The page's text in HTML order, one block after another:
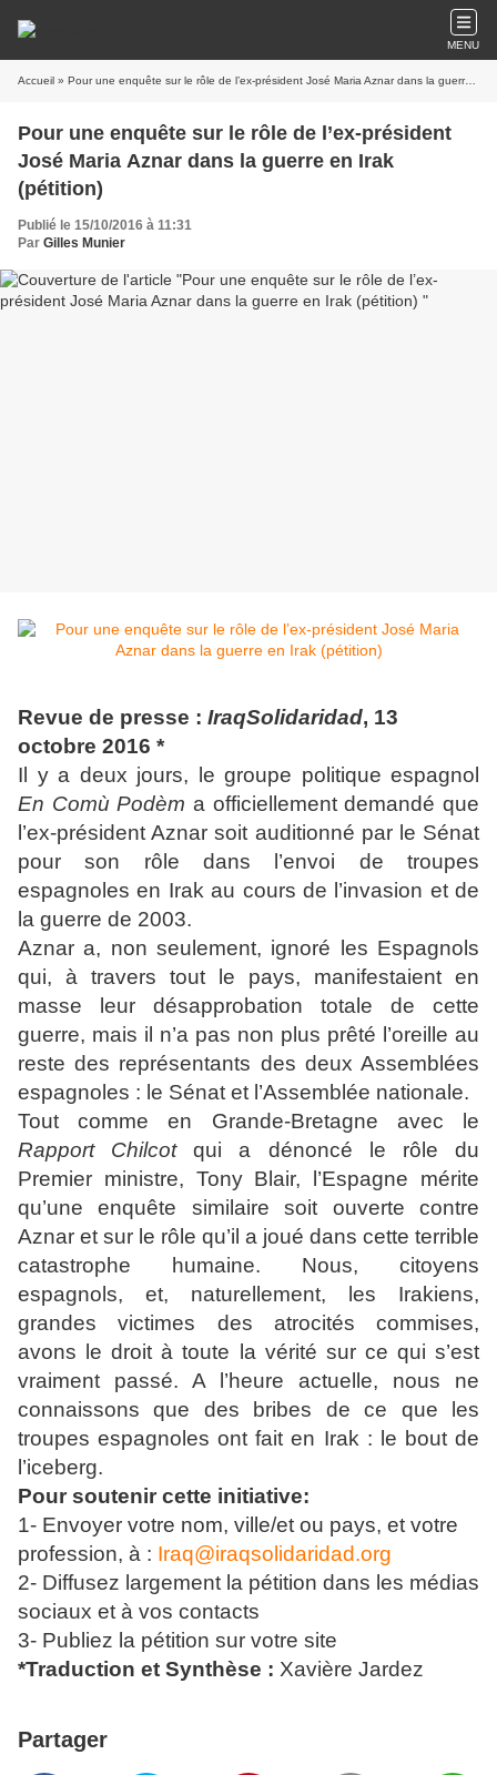
MENU
Accueil » Pour une enquête sur le rôle de l’ex-président José Maria Aznar dans la guerre en Irak (pétition)
Pour une enquête sur le rôle de l’ex-président
José Maria Aznar dans la guerre en Irak
(pétition)
Publié le 15/10/2016 à 11:31
Par Gilles Munier
Revue de presse : IraqSolidaridad, 13
octobre 2016 *
Il y a deux jours, le groupe politique espagnol
En Comù Podèm a officiellement demandé que
l’ex-président Aznar soit auditionné par le Sénat
pour son rôle dans l’envoi de troupes
espagnoles en Irak au cours de l’invasion et de
la guerre de 2003.
Aznar a, non seulement, ignoré les Espagnols
qui, à travers tout le pays, manifestaient en
masse leur désapprobation totale de cette
guerre, mais il n’a pas non plus prêté l’oreille au
reste des représentants des deux Assemblées
espagnoles : le Sénat et l’Assemblée nationale.
Tout comme en Grande-Bretagne avec le
Rapport Chilcotqui a dénoncé le rôle du
Premier ministre, Tony Blair, l’Espagne mérite
qu’une enquête similaire soit ouverte contre
Aznar et sur le rôle qu’il a joué dans cette terrible
catastrophe humaine. Nous, citoyens
espagnols, et, naturellement, les Irakiens,
grandes victimes des atrocités commises,
avons le droit à toute la vérité sur ce qui s’est
vraiment passé. A l’heure actuelle, nous ne
connaissons que des bribes de ce que les
troupes espagnoles ont fait en Irak : le bout de
l’iceberg.
Pour soutenir cette initiative:
1- Envoyer votre nom, ville/et ou pays, et votre
profession, à : Iraq@iraqsolidaridad.org
2- Diffusez largement la pétition dans les médias
sociaux et à vos contacts
3- Publiez la pétition sur votre site
*Traduction et Synthèse : Xavière Jardez
Partager